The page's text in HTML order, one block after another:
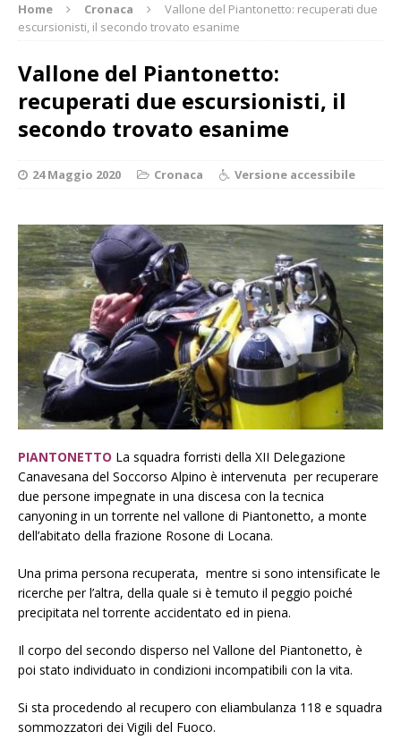
Home Cronaca
Vallone del Piantonetto: recuperati due
escursionisti, il secondo trovato esanime
Vallone del Piantonetto:
recuperati due escursionisti, il
secondo trovato esanime
24 Maggio 2020 Cronaca Versione accessibile
PIANTONETTO La squadra forristi della XII Delegazione
Canavesana del Soccorso Alpino è intervenuta per recuperare
due persone impegnate in una discesa con la tecnica
canyoning in un torrente nel vallone di Piantonetto, a monte
dell’abitato della frazione Rosone di Locana.
Una prima persona recuperata, mentre si sono intensificate le
ricerche per l’altra, della quale si è temuto il peggio poiché
precipitata nel torrente accidentato ed in piena.
Il corpo del secondo disperso nel Vallone del Piantonetto, è
poi stato individuato in condizioni incompatibili con la vita.
Si sta procedendo al recupero con eliambulanza 118 e squadra
sommozzatori dei Vigili del Fuoco.